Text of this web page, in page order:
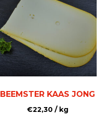
BEEMSTER KAAS JONG
€22,30 / kg